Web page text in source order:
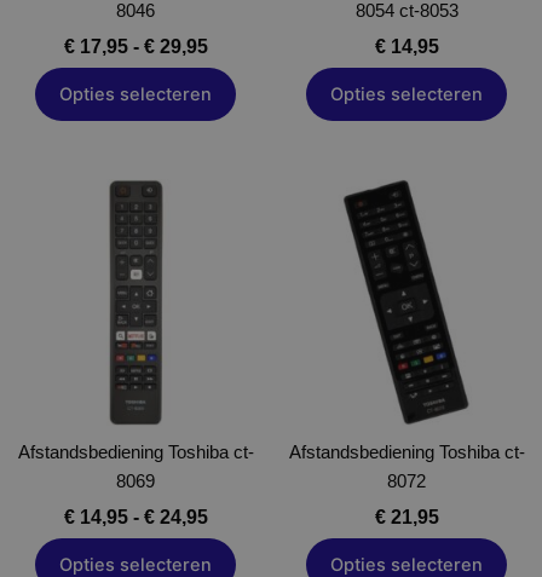
8046
€17,95 - €29,95
Opties selecteren
op
de
productpagina
8054 ct-8053
€14,95
Opties selecteren
op
de
productpagina
Afstandsbediening Toshiba ct-
8069
€14,95 - €24,95
Opties selecteren
Dit
product
heeft
meerdere
variaties.
Deze
optie
kan
gekozen
worden
op
de
productpagina
Afstandsbediening Toshiba ct-
8072
€21,95
Opties selecteren
Dit
product
heeft
meerdere
variaties.
Deze
optie
kan
gekozen
worden
op
de
productpagina